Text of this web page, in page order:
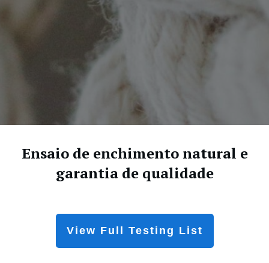
Ensaio de enchimento natural e
garantia de qualidade
View Full Testing List